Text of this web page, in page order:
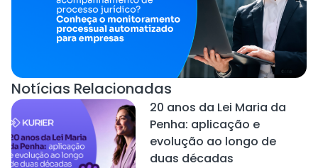
Notícias Relacionadas
20 anos da Lei Maria da
Penha: aplicação e
evolução ao longo de
duas décadas